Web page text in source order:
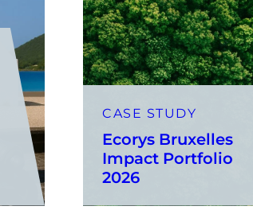
CASE STUDY
Ecorys Bruxelles
Impact Portfolio
2026